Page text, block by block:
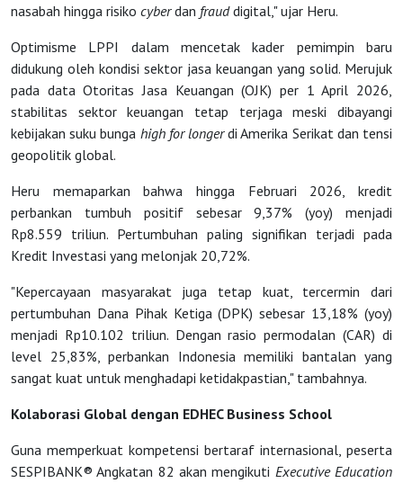
Alumni
Berita
Info
Tentang
Kami
nasabah hingga risiko cyberdan frauddigital," ujar Heru.
Optimisme LPPI dalam mencetak kader pemimpin baru
didukung oleh kondisi sektor jasa keuangan yang solid. Merujuk
pada data Otoritas Jasa Keuangan (OJK) per 1 April 2026,
stabilitas sektor keuangan tetap terjaga meski dibayangi
kebijakan suku bunga high for longerdi Amerika Serikat dan tensi
geopolitik global.
Heru memaparkan bahwa hingga Februari 2026, kredit
perbankan tumbuh positif sebesar 9,37% (yoy) menjadi
Rp8.559 triliun. Pertumbuhan paling signifikan terjadi pada
Kredit Investasi yang melonjak 20,72%.
"Kepercayaan masyarakat juga tetap kuat, tercermin dari
pertumbuhan Dana Pihak Ketiga (DPK) sebesar 13,18% (yoy)
menjadi Rp10.102 triliun. Dengan rasio permodalan (CAR) di
level 25,83%, perbankan Indonesia memiliki bantalan yang
sangat kuat untuk menghadapi ketidakpastian," tambahnya.
Kolaborasi Global dengan EDHEC Business School
Guna memperkuat kompetensi bertaraf internasional, peserta
SESPIBANK® Angkatan 82 akan mengikuti Executive Education